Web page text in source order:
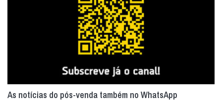
As notícias do pós-venda também no WhatsApp